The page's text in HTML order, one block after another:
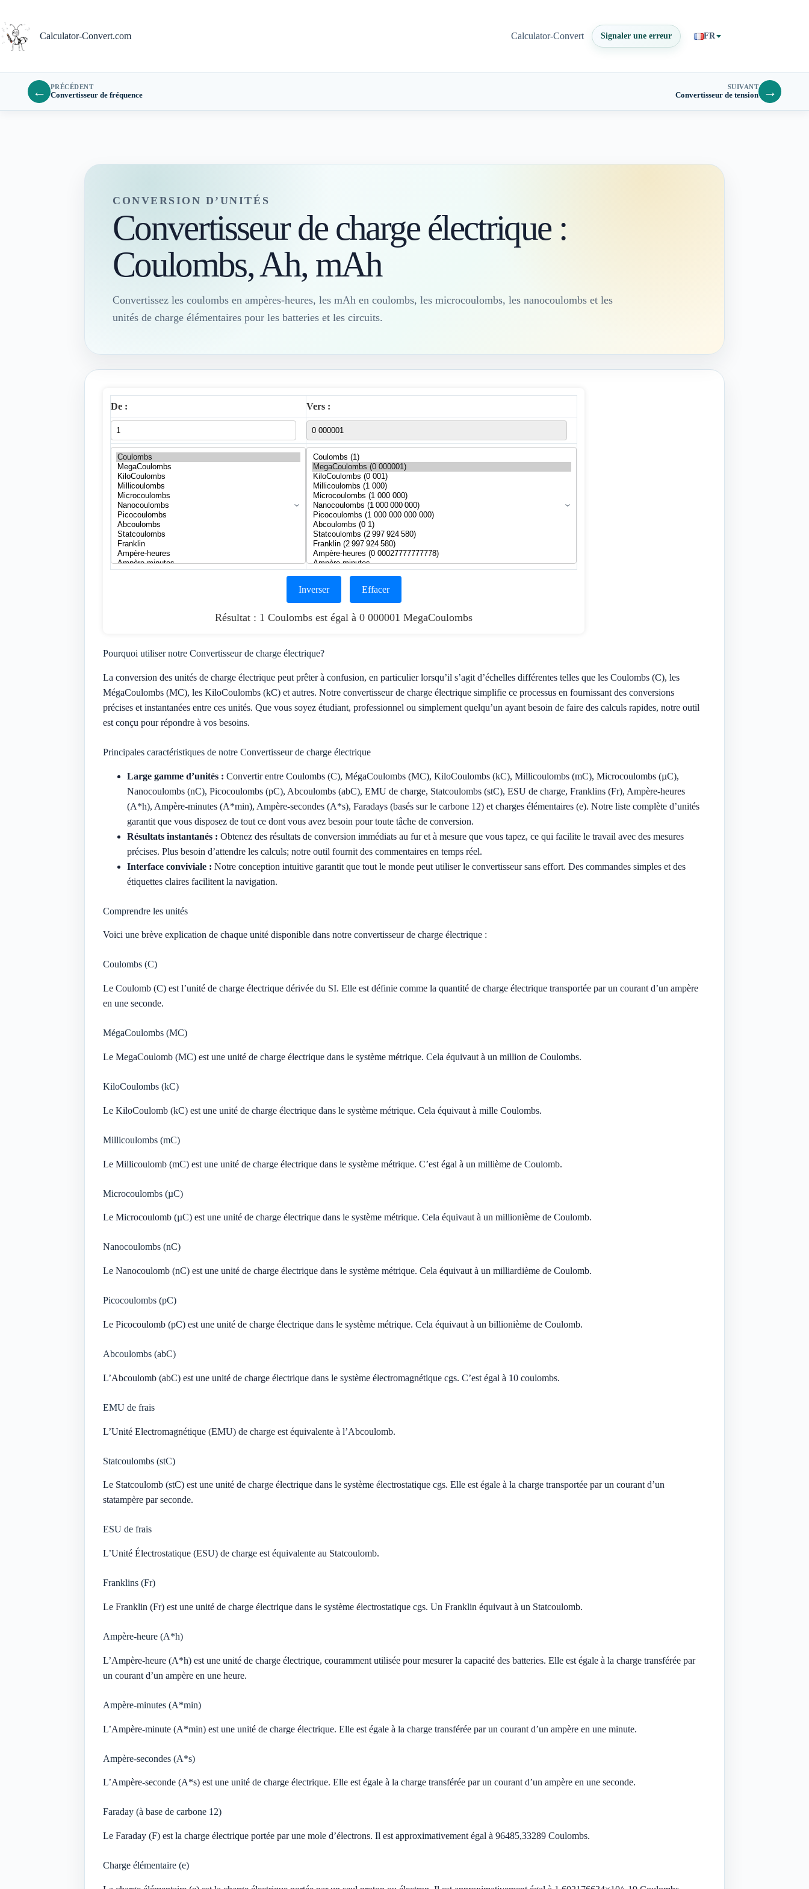
contenu
Calculator-Convert.com
Calculator-Convert Signaler une erreur FR
← PRÉCÉDENT
Convertisseur de fréquence
SUIVANT
Convertisseur de tension →
CONVERSION D’UNITÉS
Convertisseur de charge électrique :
Coulombs, Ah, mAh
Convertissez les coulombs en ampères-heures, les mAh en coulombs, les microcoulombs, les nanocoulombs et les
unités de charge élémentaires pour les batteries et les circuits.
De : Vers :
Inverser Effacer
Résultat : 1 Coulombs est égal à 0 000001 MegaCoulombs
Pourquoi utiliser notre Convertisseur de charge électrique?
La conversion des unités de charge électrique peut prêter à confusion, en particulier lorsqu’il s’agit d’échelles différentes telles que les Coulombs (C), les
MégaCoulombs (MC), les KiloCoulombs (kC) et autres. Notre convertisseur de charge électrique simplifie ce processus en fournissant des conversions
précises et instantanées entre ces unités. Que vous soyez étudiant, professionnel ou simplement quelqu’un ayant besoin de faire des calculs rapides, notre outil
est conçu pour répondre à vos besoins.
Principales caractéristiques de notre Convertisseur de charge électrique
Large gamme d’unités : Convertir entre Coulombs (C), MégaCoulombs (MC), KiloCoulombs (kC), Millicoulombs (mC), Microcoulombs (µC),
Nanocoulombs (nC), Picocoulombs (pC), Abcoulombs (abC), EMU de charge, Statcoulombs (stC), ESU de charge, Franklins (Fr), Ampère-heures
(A*h), Ampère-minutes (A*min), Ampère-secondes (A*s), Faradays (basés sur le carbone 12) et charges élémentaires (e). Notre liste complète d’unités
garantit que vous disposez de tout ce dont vous avez besoin pour toute tâche de conversion.
Résultats instantanés : Obtenez des résultats de conversion immédiats au fur et à mesure que vous tapez, ce qui facilite le travail avec des mesures
précises. Plus besoin d’attendre les calculs; notre outil fournit des commentaires en temps réel.
Interface conviviale : Notre conception intuitive garantit que tout le monde peut utiliser le convertisseur sans effort. Des commandes simples et des
étiquettes claires facilitent la navigation.
Comprendre les unités
Voici une brève explication de chaque unité disponible dans notre convertisseur de charge électrique :
Coulombs (C)
Le Coulomb (C) est l’unité de charge électrique dérivée du SI. Elle est définie comme la quantité de charge électrique transportée par un courant d’un ampère
en une seconde.
MégaCoulombs (MC)
Le MegaCoulomb (MC) est une unité de charge électrique dans le système métrique. Cela équivaut à un million de Coulombs.
KiloCoulombs (kC)
Le KiloCoulomb (kC) est une unité de charge électrique dans le système métrique. Cela équivaut à mille Coulombs.
Millicoulombs (mC)
Le Millicoulomb (mC) est une unité de charge électrique dans le système métrique. C’est égal à un millième de Coulomb.
Microcoulombs (µC)
Le Microcoulomb (µC) est une unité de charge électrique dans le système métrique. Cela équivaut à un millionième de Coulomb.
Nanocoulombs (nC)
Le Nanocoulomb (nC) est une unité de charge électrique dans le système métrique. Cela équivaut à un milliardième de Coulomb.
Picocoulombs (pC)
Le Picocoulomb (pC) est une unité de charge électrique dans le système métrique. Cela équivaut à un billionième de Coulomb.
Abcoulombs (abC)
L’Abcoulomb (abC) est une unité de charge électrique dans le système électromagnétique cgs. C’est égal à 10 coulombs.
EMU de frais
L’Unité Electromagnétique (EMU) de charge est équivalente à l’Abcoulomb.
Statcoulombs (stC)
Le Statcoulomb (stC) est une unité de charge électrique dans le système électrostatique cgs. Elle est égale à la charge transportée par un courant d’un
statampère par seconde.
ESU de frais
L’Unité Électrostatique (ESU) de charge est équivalente au Statcoulomb.
Franklins (Fr)
Le Franklin (Fr) est une unité de charge électrique dans le système électrostatique cgs. Un Franklin équivaut à un Statcoulomb.
Ampère-heure (A*h)
L’Ampère-heure (A*h) est une unité de charge électrique, couramment utilisée pour mesurer la capacité des batteries. Elle est égale à la charge transférée par
un courant d’un ampère en une heure.
Ampère-minutes (A*min)
L’Ampère-minute (A*min) est une unité de charge électrique. Elle est égale à la charge transférée par un courant d’un ampère en une minute.
Ampère-secondes (A*s)
L’Ampère-seconde (A*s) est une unité de charge électrique. Elle est égale à la charge transférée par un courant d’un ampère en une seconde.
Faraday (à base de carbone 12)
Le Faraday (F) est la charge électrique portée par une mole d’électrons. Il est approximativement égal à 96485,33289 Coulombs.
Charge élémentaire (e)